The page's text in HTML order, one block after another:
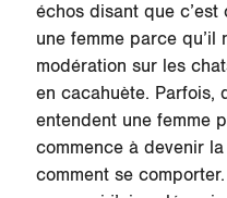
échos disant que
une femme parce qu’il
modération sur les
en cacahuète. Parfois,
entendent une femme
commence à devenir
comment se